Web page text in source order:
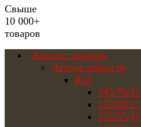
Свыше
10 000+
товаров
Каталог товаров
Летние шины бу
R13
145/70/13
155/60/13
155/65/13